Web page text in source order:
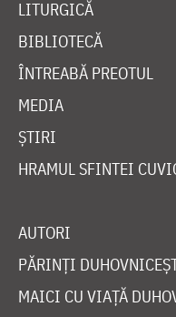
LITURGICĂ
BIBLIOTECĂ
ÎNTREABĂ PREOTUL
MEDIA
ȘTIRI
HRAMUL SFINTEI
AUTORI
PĂRINȚI
MAICI CU VIAȚĂ